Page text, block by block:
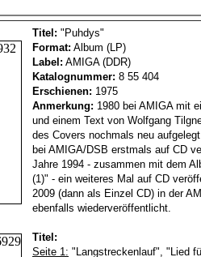
Titel: "Puhdys"
Format: Album (LP)
Label: AMIGA (DDR)
Katalognummer: 8 55 404
Erschienen: 1975
Anmerkung: 1980 bei AMIGA mit
und einem Text von Wolfgang
des Covers nochmals neu
bei AMIGA/DSB erstmals auf CD
Jahre 1994 - zusammen mit dem
(1)" - ein weiteres Mal auf CD
2009 (dann als Einzel CD) in der
ebenfalls wiederveröffentlicht.
Titel:
Seite 1: "Langstreckenlauf", "Lied